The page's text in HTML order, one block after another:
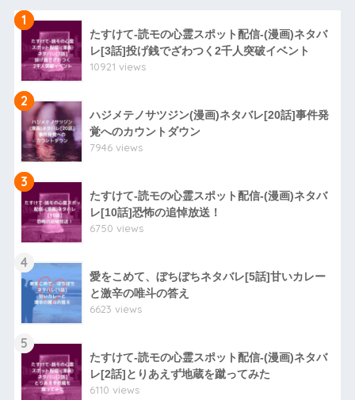
1
たすけて-読モの心霊スポット配信-(漫画)ネタバ
レ[3話]投げ銭でざわつく2千人突破イベント
10921 views
2
ハジメテノサツジン(漫画)ネタバレ[20話]事件発
覚へのカウントダウン
7946 views
3
たすけて-読モの心霊スポット配信-(漫画)ネタバ
レ[10話]恐怖の追悼放送！
6750 views
4
愛をこめて、ぼちぼちネタバレ[5話]甘いカレー
と激辛の唯斗の答え
6623 views
5
たすけて-読モの心霊スポット配信-(漫画)ネタバ
レ[2話]とりあえず地蔵を蹴ってみた
6110 views